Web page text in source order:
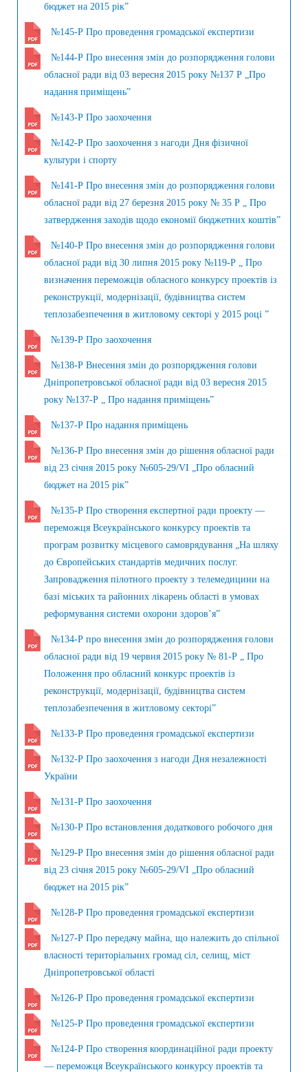
бюджет на 2015 рік”
№145-Р Про проведення громадської експертизи
№144-Р Про внесення змін до розпорядження голови
обласної ради від 03 вересня 2015 року №137 Р „Про
надання приміщень”
№143-Р Про заохочення
№142-Р Про заохочення з нагоди Дня фізичної
культури і спорту
№141-Р Про внесення змін до розпорядження голови
обласної ради від 27 березня 2015 року № 35 Р „ Про
затвердження заходів щодо економії бюджетних коштів”
№140-Р Про внесення змін до розпорядження голови
обласної ради від 30 липня 2015 року №119-Р „ Про
визначення переможців обласного конкурсу проектів із
реконструкції, модернізації, будівництва систем
теплозабезпечення в житловому секторі у 2015 році ”
№139-Р Про заохочення
№138-Р Внесення змін до розпорядження голови
Дніпропетровської обласної ради від 03 вересня 2015
року №137-Р „ Про надання приміщень”
№137-Р Про надання приміщень
№136-Р Про внесення змін до рішення обласної ради
від 23 січня 2015 року №605-29/VI „Про обласний
бюджет на 2015 рік”
№135-Р Про створення експертної ради проекту —
переможця Всеукраїнського конкурсу проектів та
програм розвитку місцевого самоврядування „На шляху
до Європейських стандартів медичних послуг.
Запровадження пілотного проекту з телемедицини на
базі міських та районних лікарень області в умовах
реформування системи охорони здоров’я”
№134-Р про внесення змін до розпорядження голови
обласної ради від 19 червня 2015 року № 81-Р „ Про
Положення про обласний конкурс проектів із
реконструкції, модернізації, будівництва систем
теплозабезпечення в житловому секторі”
№133-Р Про проведення громадської експертизи
№132-Р Про заохочення з нагоди Дня незалежності
України
№131-Р Про заохочення
№130-Р Про встановлення додаткового робочого дня
№129-Р Про внесення змін до рішення обласної ради
від 23 січня 2015 року №605-29/VI „Про обласний
бюджет на 2015 рік”
№128-Р Про проведення громадської експертизи
№127-Р Про передачу майна, що належить до спільної
власності територіальних громад сіл, селищ, міст
Дніпропетровської області
№126-Р Про проведення громадської експертизи
№125-Р Про проведення громадської експертизи
№124-Р Про створення координаційної ради проекту
— переможця Всеукраїнського конкурсу проектів та